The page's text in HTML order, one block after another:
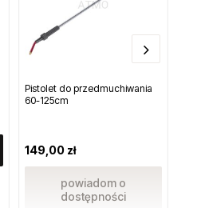
Pistolet do przedmuchiwania
60-125cm
149,00 zł
powiadom o
dostępności